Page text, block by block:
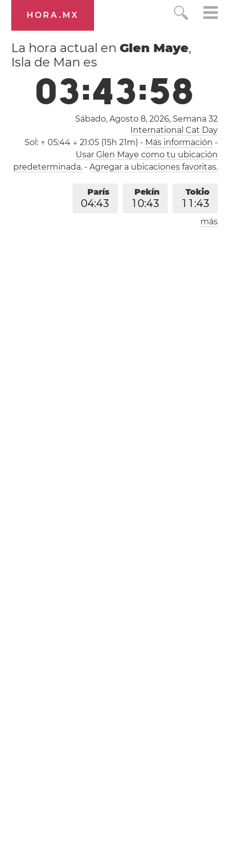
HORA.MX
La hora actual enGlen Maye,
Isla de Man es
03:43:58
Sábado, Agosto 8, 2026, Semana 32
International Cat Day
Sol: ↑ 05:44 ↓ 21:05 (15h 21m) - Más información -
Usar Glen Maye como tu ubicación
predeterminada.- Agregar a ubicaciones favoritas.
Tokio
1 1 :43
Pekín
1 0:43
París
04:43
Londres
más